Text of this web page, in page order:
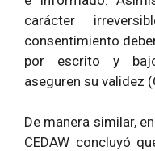
carácter
consentimiento
por escrito y
aseguren su validez
De manera similar,
CEDAW concluyó